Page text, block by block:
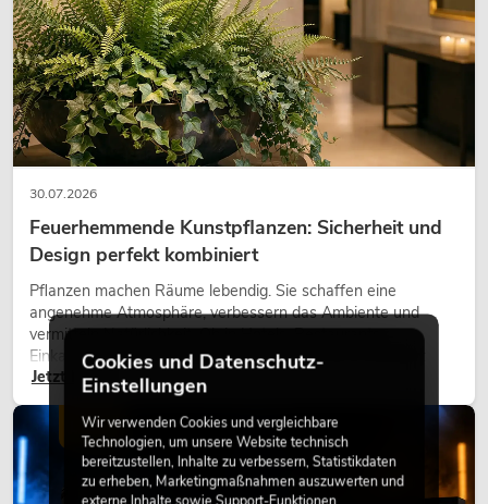
30.07.2026
Feuerhemmende Kunstpflanzen: Sicherheit und
Design perfekt kombiniert
Pflanzen machen Räume lebendig. Sie schaffen eine
angenehme Atmosphäre, verbessern das Ambiente und
vermitteln Natürlichkeit. Ob in Hotels, Restaurants,
Einkaufszentren, Bürogebäuden oder auf Messeständen:
eine hochwertige Begrünung gehört heute längst zum
modernen Raumkonzept.
Jetzt lesen
LICHT
Cookies und Datenschutz-
Einstellungen
Wir verwenden Cookies und vergleichbare
Technologien, um unsere Website technisch
bereitzustellen, Inhalte zu verbessern, Statistikdaten
zu erheben, Marketingmaßnahmen auszuwerten und